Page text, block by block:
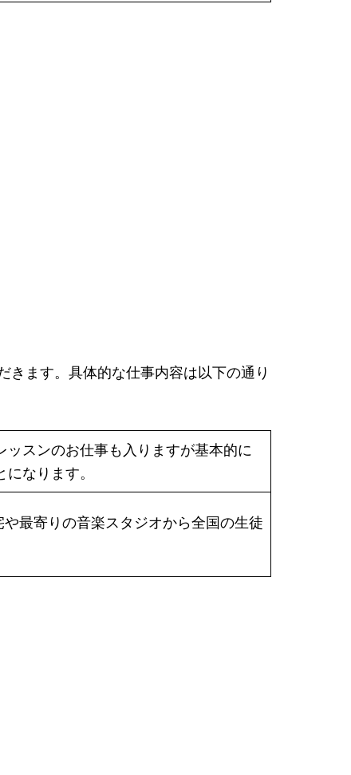
ます。具体的な仕事内容は以下の通り
スンのお仕事も入りますが基本的に
なります。
最寄りの音楽スタジオから全国の生徒